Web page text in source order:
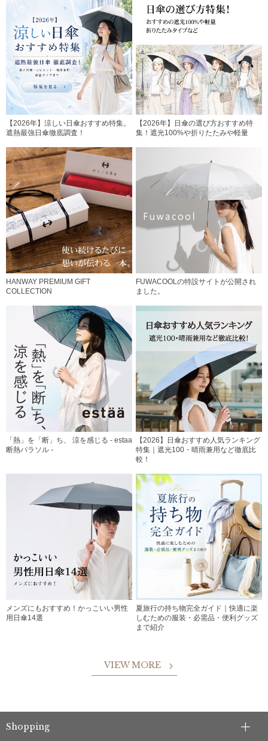
【2026年】涼しい日傘おすすめ特集。
遮熱最強日傘徹底調査！
【2026年】日傘の選び方おすすめ特
集！遮光100%や折りたたみや軽量
HANWAY PREMIUM GIFT
COLLECTION
FUWACOOLの特設サイトが公開され
ました。
「熱」を「断」ち、 涼を感じる - estaa
断熱パラソル -
【2026】日傘おすすめ人気ランキング
特集｜遮光100・晴雨兼用など徹底比
較！
メンズにもおすすめ！かっこいい男性
用日傘14選
夏旅行の持ち物完全ガイド｜快適に楽
しむための服装・必需品・便利グッズ
まで紹介
VIEW MORE
Shopping